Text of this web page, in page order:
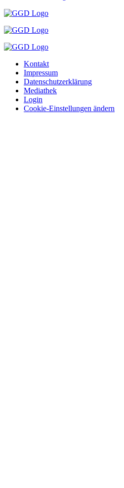
Kontakt
Impressum
Datenschutzerklärung
Mediathek
Login
Cookie-Einstellungen ändern